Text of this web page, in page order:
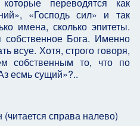
«Господь сил» и так
имена, сколько эпитеты.
Бога. Именно
всуе. Хотя, строго говоря,
собственным то, что по
есмь сущий»?..
справа налево)